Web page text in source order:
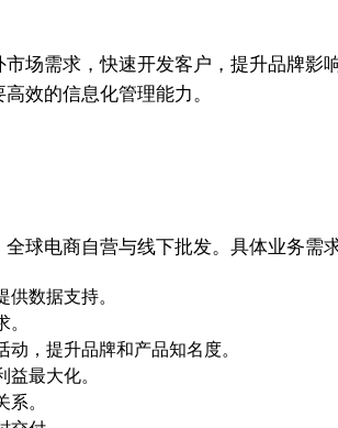
场需求，快速开发客户，提升品牌
效的信息化管理能力。
球电商自营与线下批发。具体业务需
数据支持。
，提升品牌和产品知名度。
最大化。
。